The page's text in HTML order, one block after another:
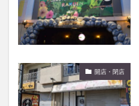
開店・閉店